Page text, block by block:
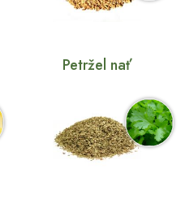
Petržel nať